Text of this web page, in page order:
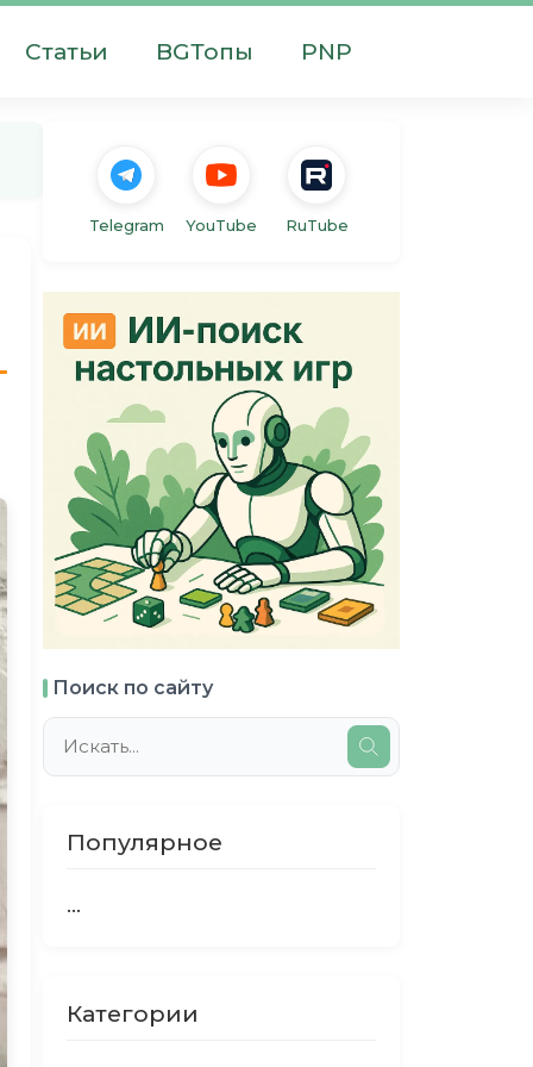
Статьи BGТопы PNP
Telegram YouTube RuTube
Поиск по сайту
Популярное
...
Категории